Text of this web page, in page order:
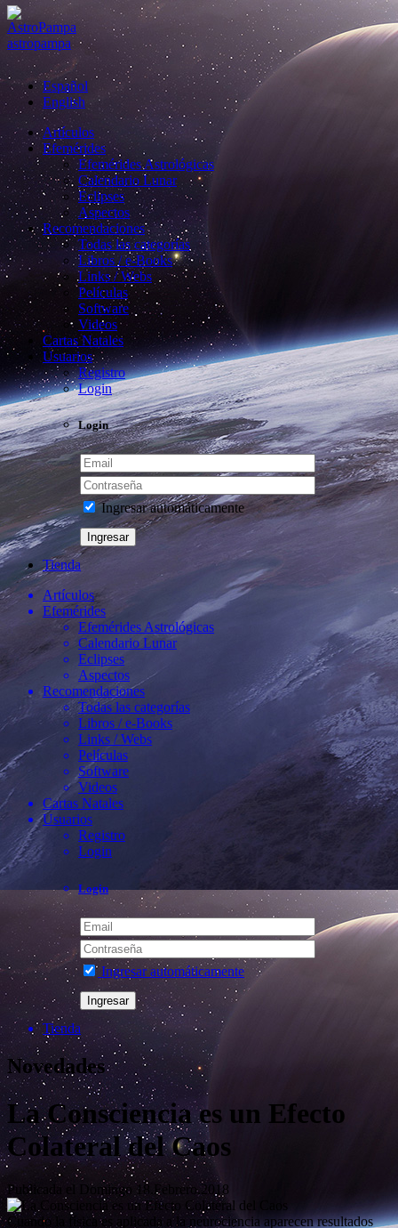
astropampa
Español
English
Artículos
Efemérides
Efemérides Astrológicas
Calendario Lunar
Eclipses
Aspectos
Recomendaciones
Todas las categorías
Libros / e-Books
Links / Webs
Películas
Software
Videos
Cartas Natales
Usuarios
Registro
Login
Login
Ingresar automáticamente
Tienda
Artículos
Efemérides
Efemérides Astrológicas
Calendario Lunar
Eclipses
Aspectos
Recomendaciones
Todas las categorías
Libros / e-Books
Links / Webs
Películas
Software
Videos
Cartas Natales
Usuarios
Registro
Login
Login
Ingresar automáticamente
Tienda
Novedades
La Consciencia es un Efecto
Colateral del Caos
Publicada el Domingo 18.Febrero.2018
Cuando la física es aplicada a la neurociencia aparecen resultados